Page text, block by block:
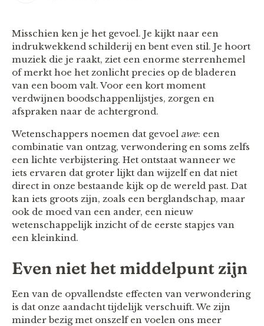
Misschien ken je het gevoel. Je kijkt naar een
indrukwekkend schilderij en bent even stil. Je hoort
muziek die je raakt, ziet een enorme sterrenhemel
of merkt hoe het zonlicht precies op de bladeren
van een boom valt. Voor een kort moment
verdwijnen boodschappenlijstjes, zorgen en
afspraken naar de achtergrond.
Wetenschappers noemen dat gevoel awe: een
combinatie van ontzag, verwondering en soms zelfs
een lichte verbijstering. Het ontstaat wanneer we
iets ervaren dat groter lijkt dan wijzelf en dat niet
direct in onze bestaande kijk op de wereld past. Dat
kan iets groots zijn, zoals een berglandschap, maar
ook de moed van een ander, een nieuw
wetenschappelijk inzicht of de eerste stapjes van
een kleinkind.
Even niet het middelpunt zijn
Een van de opvallendste effecten van verwondering
is dat onze aandacht tijdelijk verschuift. We zijn
minder bezig met onszelf en voelen ons meer